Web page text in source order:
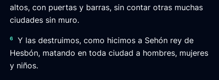
altos, con puertas y barras, sin contar otras muchas
ciudades sin muro.
6
Y las destruimos, como hicimos a Sehón rey de
Hesbón, matando en toda ciudad a hombres, mujeres
y niños.